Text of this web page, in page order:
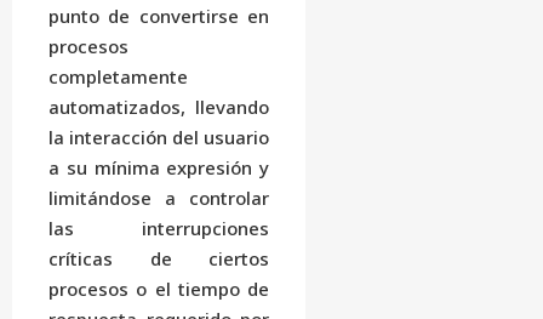
punto de convertirse en
procesos
completamente
automatizados, llevando
la interacción del usuario
a su mínima expresión y
limitándose a controlar
las interrupciones
críticas de ciertos
procesos o el tiempo de